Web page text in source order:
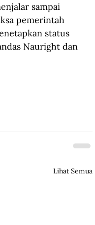
sampai
pemerintah
status
Nauright dan
Lihat Semua